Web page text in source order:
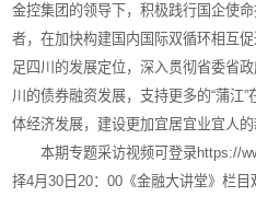
金控集团的领导下，积极践行国企使
者，在加快构建国内国际双循环相互
足四川的发展定位，深入贯彻省委省
川的债券融资发展，支持更多的“蒲江
体经济发展，建设更加宜居宜业宜人的
本期专题采访视频可登录https://
择4月30 日20：00 《金融大讲堂》栏目